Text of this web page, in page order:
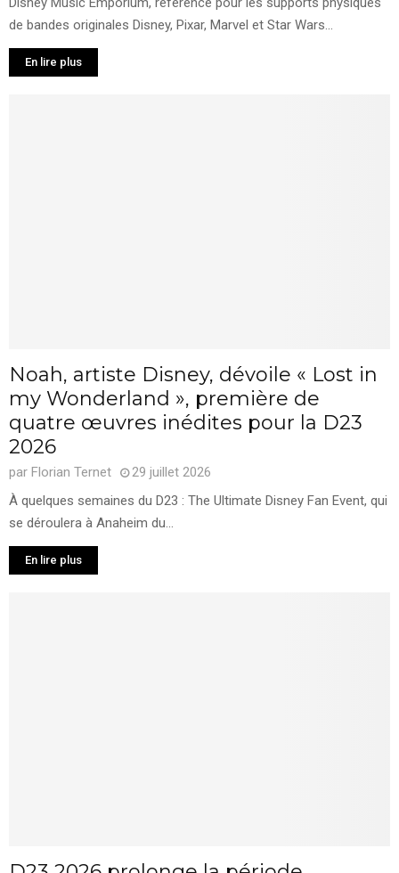
de bandes originales Disney, Pixar, Marvel et Star Wars...
En lire plus
Noah, artiste Disney, dévoile « Lost in
my Wonderland », première de
quatre œuvres inédites pour la D23
2026
par Florian Ternet
29 juillet 2026
À quelques semaines du D23 : The Ultimate Disney Fan Event, qui
se déroulera à Anaheim du...
En lire plus